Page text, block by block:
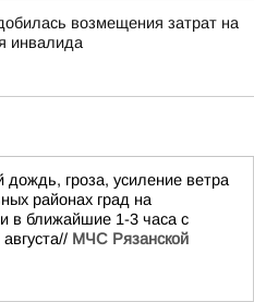
возмещения затрат на
инвалида
гроза, усиление ветра
районах град на
в ближайшие 1-3 часа с
МЧС Рязанской